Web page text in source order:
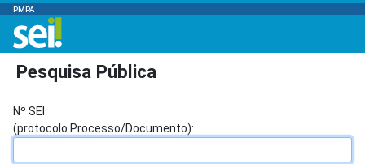
PMPA
Pesquisa Pública
Nº SEI
(protocolo Processo/Documento):